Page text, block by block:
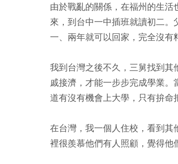
由於戰亂的關係，在福州的生
來，到台中一中插班就讀初二
一、兩年就可以回家，完全沒有
我到台灣之後不久，三舅找到
戚接濟，才能一步步完成學業
道有沒有機會上大學，只有拚命
在台灣，我一個人住校，看到
裡很羨慕他們有人照顧，覺得他